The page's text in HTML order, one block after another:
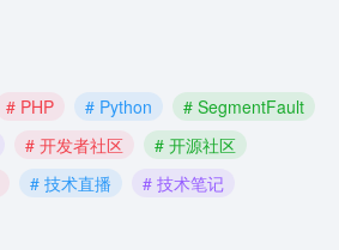
# PHP # Python
# SegmentFault
# 开发者社区
# 开源社区
# 技术直播
# 技术笔记